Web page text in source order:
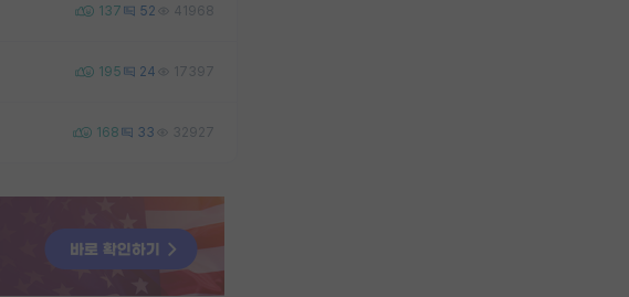
137 52 41968
195 24 17397
168 33 32927